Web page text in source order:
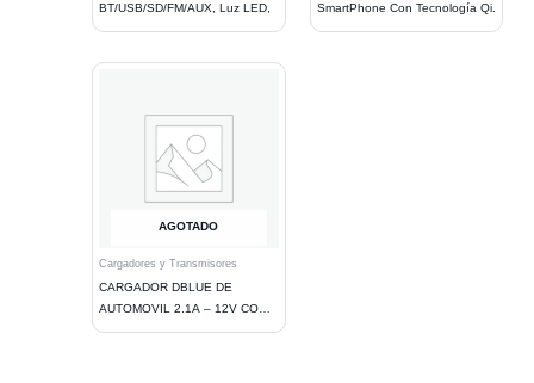
BT/USB/SD/FM/AUX, Luz LED,
SmartPhone Con Tecnología Qi.
AGOTADO
Cargadores y Transmisores
CARGADOR DBLUE DE
AUTOMOVIL 2.1A – 12V CON 2
PUERTOS USB Y CABLE IOS,